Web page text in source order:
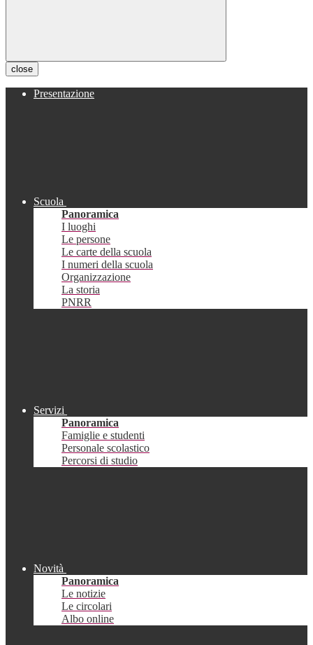
close
Presentazione
Scuola
Panoramica
I luoghi
Le persone
Le carte della scuola
I numeri della scuola
Organizzazione
La storia
PNRR
Servizi
Panoramica
Famiglie e studenti
Personale scolastico
Percorsi di studio
Novità
Panoramica
Le notizie
Le circolari
Albo online